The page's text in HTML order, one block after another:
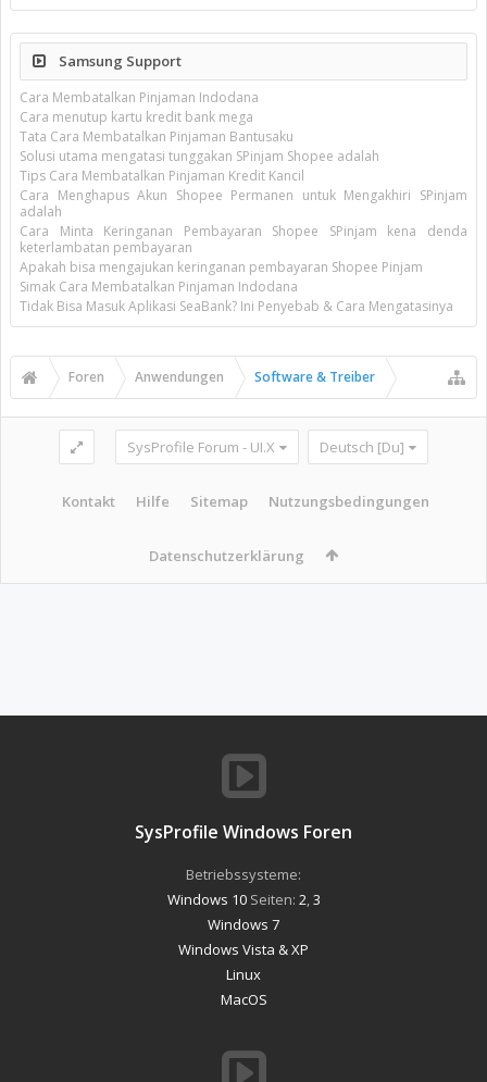
Samsung Support
Cara Membatalkan Pinjaman Indodana
Cara menutup kartu kredit bank mega
Tata Cara Membatalkan Pinjaman Bantusaku
Solusi utama mengatasi tunggakan SPinjam Shopee adalah
Tips Cara Membatalkan Pinjaman Kredit Kancil
Cara Menghapus Akun Shopee Permanen untuk Mengakhiri SPinjam
adalah
Cara Minta Keringanan Pembayaran Shopee SPinjam kena denda
keterlambatan pembayaran
Apakah bisa mengajukan keringanan pembayaran Shopee Pinjam
Simak Cara Membatalkan Pinjaman Indodana
Tidak Bisa Masuk Aplikasi SeaBank? Ini Penyebab & Cara Mengatasinya
Foren Anwendungen Software & Treiber
SysProfile Forum - UI.X Deutsch [Du]
Kontakt Hilfe Sitemap Nutzungsbedingungen
Datenschutzerklärung
SysProfile Windows Foren
Betriebssysteme:
Windows 10Seiten: 2 3
Windows 7
Windows Vista & XP
Linux
MacOS